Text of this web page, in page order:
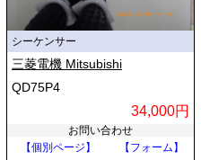
シーケンサー
三菱電機 Mitsubishi
QD75P4
34,000円
お問い合わせ
【個別ページ】
【フォーム】